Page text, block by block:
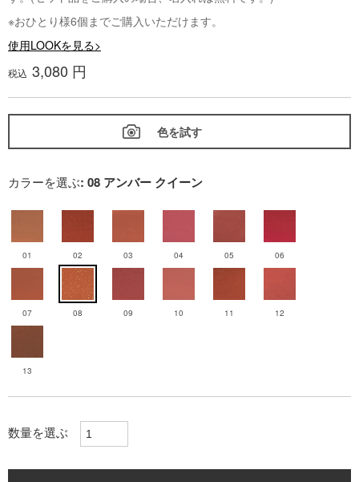
※おひとり様6個までご購入いただけます。
使用LOOKを見る>
税込 3,080 円
色を試す
カラーを選ぶ: 08 アンバー クイーン
01 02 03 04 05 06
07 08 09 10 11 12
13
数量を選ぶ